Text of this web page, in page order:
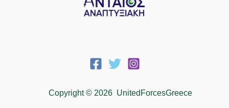
Copyright © 2026 UnitedForcesGreece